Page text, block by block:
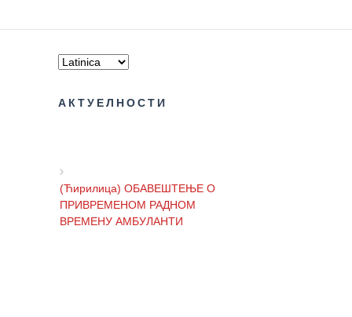
АКТУЕЛНОСТИ
(Ћирилица) ОБАВЕШТЕЊЕ О
ПРИВРЕМЕНОМ РАДНОМ
ВРЕМЕНУ АМБУЛАНТИ
ДОКУМЕНТА
ЗАПОСЛЕНЕ
OGLASI I
RASPORED